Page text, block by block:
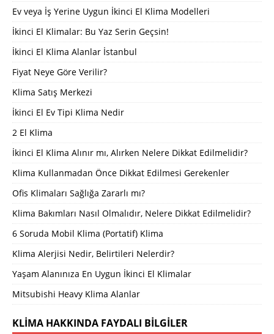
Ev veya İş Yerine Uygun İkinci El Klima Modelleri
İkinci El Klimalar: Bu Yaz Serin Geçsin!
İkinci El Klima Alanlar İstanbul
Fiyat Neye Göre Verilir?
Klima Satış Merkezi
İkinci El Ev Tipi Klima Nedir
2 El Klima
İkinci El Klima Alınır mı, Alırken Nelere Dikkat Edilmelidir?
Klima Kullanmadan Önce Dikkat Edilmesi Gerekenler
Ofis Klimaları Sağlığa Zararlı mı?
Klima Bakımları Nasıl Olmalıdır, Nelere Dikkat Edilmelidir?
6 Soruda Mobil Klima (Portatif) Klima
Klima Alerjisi Nedir, Belirtileri Nelerdir?
Yaşam Alanınıza En Uygun İkinci El Klimalar
Mitsubishi Heavy Klima Alanlar
KLIMA HAKKINDA FAYDALI BILGILER